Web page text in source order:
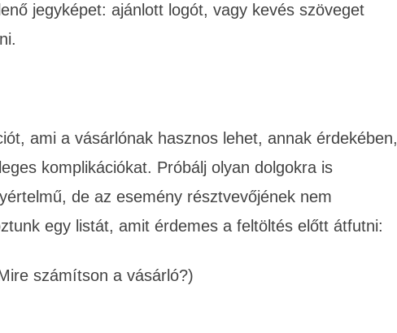
jegyképet: ajánlott logót, vagy kevés szöveget
ami a vásárlónak hasznos lehet, annak érdekében,
komplikációkat. Próbálj olyan dolgokra is
de az esemény résztvevőjének nem
egy listát, amit érdemes a feltöltés előtt átfutni:
számítson a vásárló?)